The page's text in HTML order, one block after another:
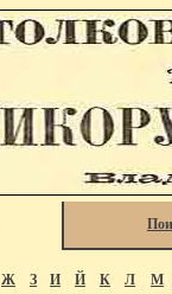
Ж З И Й К Л М